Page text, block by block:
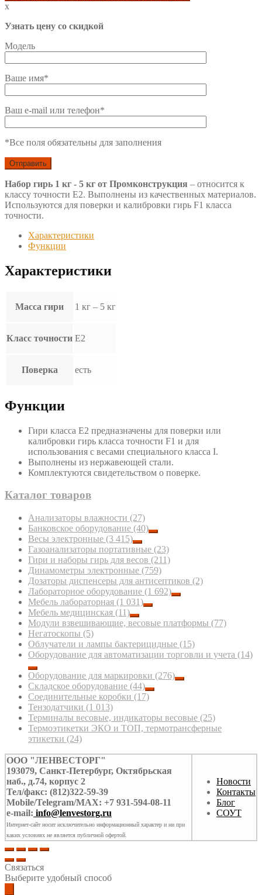
x
Узнать цену со скидкой
Модель
Ваше имя*
Ваш e-mail или телефон*
*Все поля обязательны для заполнения
Набор гирь 1 кг - 5 кг от Промконструкция – относится к
классу точности Е2. Выполнены из качественных материалов.
Используются для поверки и калибровки гирь F1 класса
точности.
Характеристики
Функции
Характеристики
Масса гири 1 кг – 5 кг
Класс точности Е2
Поверка есть
Функции
Гири класса Е2 предназначены для поверки или
калибровки гирь класса точности F1 и для
использования с весами специального класса I.
Выполнены из нержавеющей стали.
Комплектуются свидетельством о поверке.
Каталог товаров
Анализаторы влажности (27)
Банковское оборудование (40)
Весы электронные (3 415)
Газоанализаторы портативные (23)
Гири и наборы гирь для весов (211)
Динамометры электронные (759)
Дозаторы диспенсеры для антисептиков (2)
Лабораторное оборудование (1 692)
Мебель лабораторная (1 031)
Мебель медицинская (11)
Модули взвешивающие, весовые платформы (77)
Негатоскопы (5)
Облучатели и лампы бактерицидные (15)
Оборудование для автоматизации торговли и учета (14)
Оборудование для маркировки (276)
Складское оборудование (44)
Соединительные коробки (17)
Тензодатчики (1 013)
Терминалы весовые, индикаторы весовые (25)
Термоэтикетки ЭКО и ТОП, термотрансферные
этикетки (24)
ООО "ЛЕНВЕСТОРГ"
193079, Санкт-Петербург, Октябрьская
наб., д.74, корпус 2
Тел/факс: (812)322-59-39
Mobile/Telegram/MAX: +7 931-594-08-11
e-mail: info@lenvestorg.ru
Интернет-сайт носит исключительно информационный характер и ни при
каких условиях не является публичной офертой.
Новости
Контакты
Блог
СОУТ
Связаться
Выберите удобный способ